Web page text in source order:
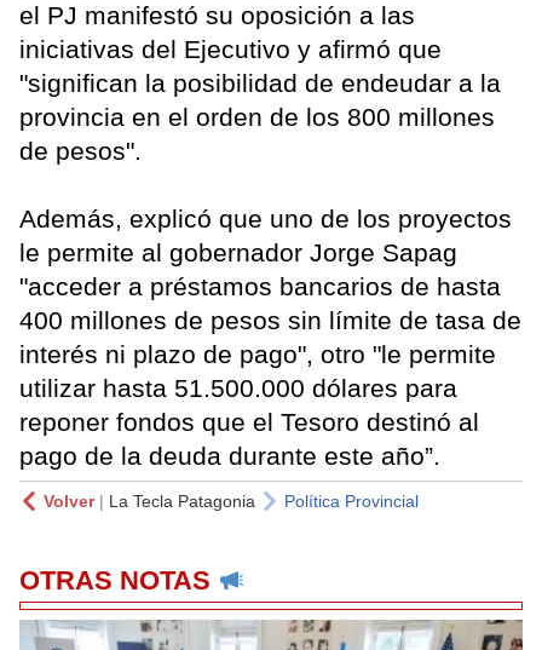
el PJ manifestó su oposición a las
iniciativas del Ejecutivo y afirmó que
"significan la posibilidad de endeudar a la
provincia en el orden de los 800 millones
de pesos".
Además, explicó que uno de los proyectos
le permite al gobernador Jorge Sapag
"acceder a préstamos bancarios de hasta
400 millones de pesos sin límite de tasa de
interés ni plazo de pago", otro "le permite
utilizar hasta 51.500.000 dólares para
reponer fondos que el Tesoro destinó al
pago de la deuda durante este año”.
Volver| La Tecla Patagonia Política Provincial
OTRAS NOTAS